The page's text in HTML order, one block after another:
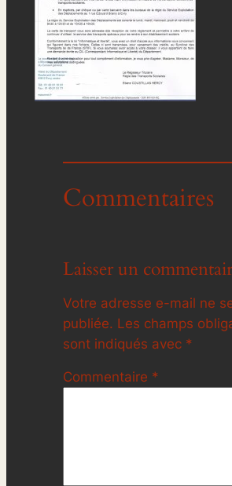
Commentaires
Laisser un
Votre adresse e-mail ne
publiée. Les champs
sont indiqués avec *
Commentaire *